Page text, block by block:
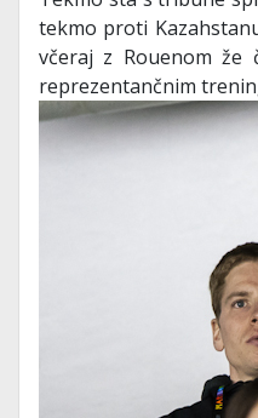
tekmo proti
včeraj z Rouenom že
reprezentančnim